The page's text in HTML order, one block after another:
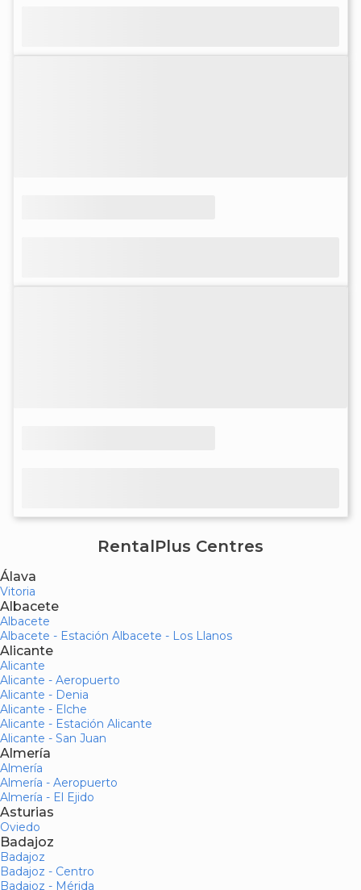
RentalPlus Centres
Álava
Vitoria
Albacete
Albacete
Albacete - Estación Albacete - Los Llanos
Alicante
Alicante
Alicante - Aeropuerto
Alicante - Denia
Alicante - Elche
Alicante - Estación Alicante
Alicante - San Juan
Almería
Almería
Almería - Aeropuerto
Almería - El Ejido
Asturias
Oviedo
Badajoz
Badajoz
Badajoz - Centro
Badajoz - Mérida